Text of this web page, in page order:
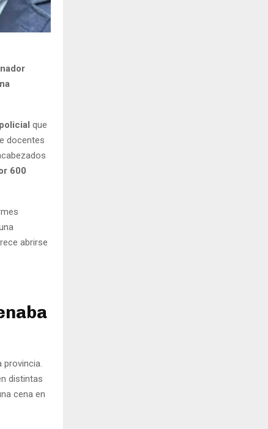
que
docentes
600
abrirse
provincia.
distintas
cena en